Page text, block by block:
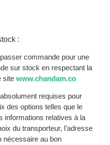
:
commande pour une
sur stock en respectant la
sitewww.chandam.co
requises pour
des options telles que le
informations relatives à la
du transporteur, l’adresse
nécessaire au bon